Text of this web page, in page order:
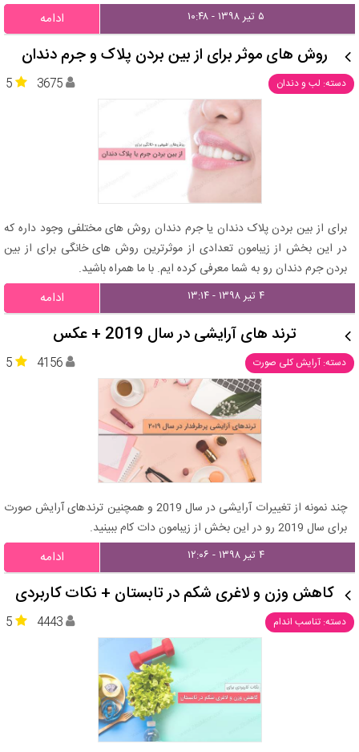
۵ تیر ۱۳۹۸ - ۱۰:۴۸ ادامه
روش های موثر برای از بین بردن پلاک و جرم دندان
دسته: لب و دندان 5 3675
برای از بین بردن پلاک دندان یا جرم دندان روش های مختلفی وجود داره که
در این بخش از زیبامون تعدادی از موثرترین روش های خانگی برای از بین
بردن جرم دندان رو به شما معرفی کرده ایم. با ما همراه باشید.
۴ تیر ۱۳۹۸ - ۱۳:۱۴ ادامه
ترند های آرایشی در سال 2019 + عکس
دسته: آرایش کلی صورت 5 4156
چند نمونه از تغییرات آرایشی در سال 2019 و همچنین ترندهای آرایش صورت
برای سال 2019 رو در این بخش از زیبامون دات کام ببینید.
۴ تیر ۱۳۹۸ - ۱۲:۰۶ ادامه
کاهش وزن و لاغری شکم در تابستان + نکات کاربردی
دسته: تناسب اندام 5 4443